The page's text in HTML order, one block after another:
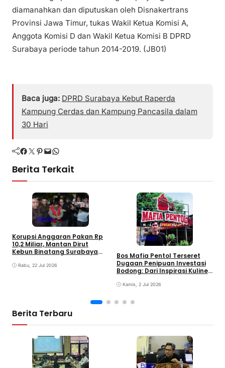
diamanahkan dan diputuskan oleh Disnakertrans
Provinsi Jawa Timur, tukas Wakil Ketua Komisi A,
Anggota Komisi D dan Wakil Ketua Komisi B DPRD
Surabaya periode tahun 2014-2019. (JB01)
Baca juga: DPRD Surabaya Kebut Raperda
Kampung Cerdas dan Kampung Pancasila dalam
30 Hari
Facebook Twitter Pinterest Mail WhatsApp
Berita Terkait
Hukrim
Korupsi Anggaran Pakan Rp
10,2 Miliar, Mantan Dirut
Kebun Binatang Surabaya
Rabu, 22 Jul 2026
Hukrim
Bos Mafia Pentol Terseret
Dugaan Penipuan Investasi
Bodong: Dari Inspirasi Kuliner
Kamis, 2 Jul 2026
Berita Terbaru
Politik